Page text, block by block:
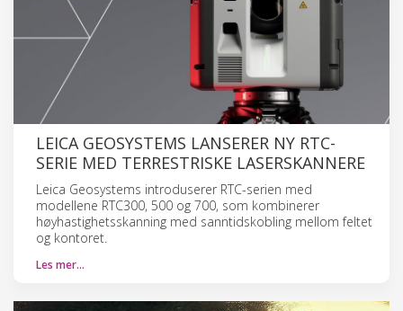
LEICA GEOSYSTEMS LANSERER NY RTC-
SERIE MED TERRESTRISKE LASERSKANNERE
Leica Geosystems introduserer RTC-serien med
modellene RTC300, 500 og 700, som kombinerer
høyhastighetsskanning med sanntidskobling mellom feltet
og kontoret.
Les mer…